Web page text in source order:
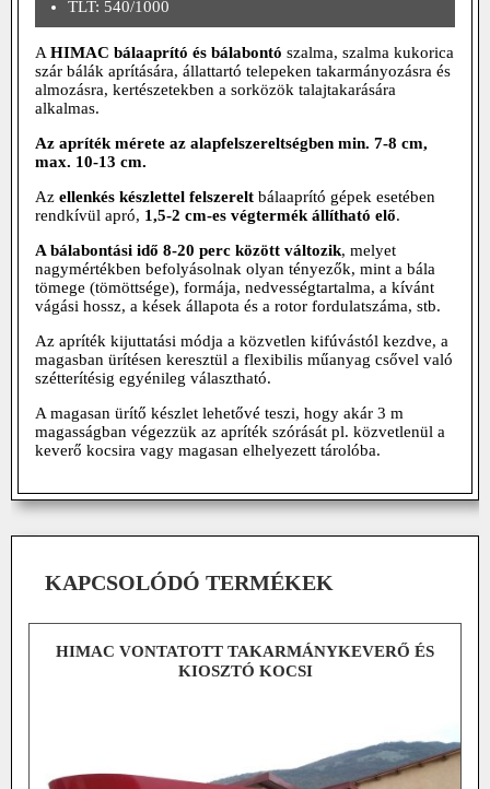
TLT: 540/1000
A HIMAC bálaaprító és bálabontó szalma, szalma kukorica
szár bálák aprítására, állattartó telepeken takarmányozásra és
almozásra, kertészetekben a sorközök talajtakarására
alkalmas.
Az apríték mérete az alapfelszereltségben min. 7-8 cm,
max. 10-13 cm.
Az ellenkés készlettel felszerelt bálaaprító gépek esetében
rendkívül apró, 1,5-2 cm-es végtermék állítható elő.
A bálabontási idő 8-20 perc között változik, melyet
nagymértékben befolyásolnak olyan tényezők, mint a bála
tömege (tömöttsége), formája, nedvességtartalma, a kívánt
vágási hossz, a kések állapota és a rotor fordulatszáma, stb.
Az apríték kijuttatási módja a közvetlen kifúvástól kezdve, a
magasban ürítésen keresztül a flexibilis műanyag csővel való
szétterítésig egyénileg választható.
A magasan ürítő készlet lehetővé teszi, hogy akár 3 m
magasságban végezzük az apríték szórását pl. közvetlenül a
keverő kocsira vagy magasan elhelyezett tárolóba.
KAPCSOLÓDÓ TERMÉKEK
HIMAC VONTATOTT TAKARMÁNYKEVERŐ ÉS
KIOSZTÓ KOCSI